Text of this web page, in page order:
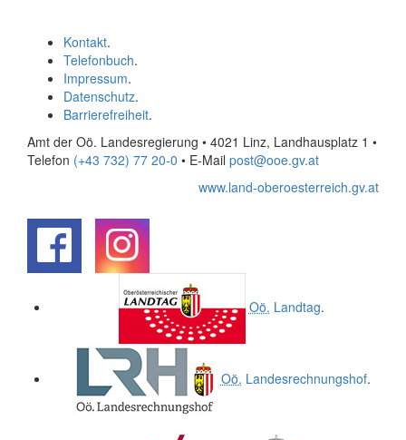
Kontakt.
Telefonbuch.
Impressum.
Datenschutz.
Barrierefreiheit.
Amt der Oö. Landesregierung • 4021 Linz, Landhausplatz 1 •
Telefon (+43 732) 77 20-0 • E-Mail post@ooe.gv.at
www.land-oberoesterreich.gv.at
Oö. Landtag.
Oö. Landesrechnungshof.